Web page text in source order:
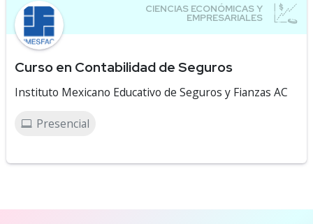
Curso en Contabilidad de Seguros
Instituto Mexicano Educativo de Seguros y Fianzas AC
Presencial